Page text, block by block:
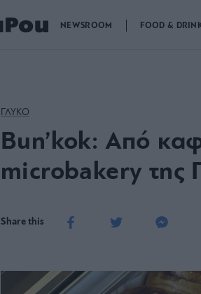
NEWSROOM FOOD &
ΓΛΥΚΟ
Bun’kok: Από
microbakery της
Share this